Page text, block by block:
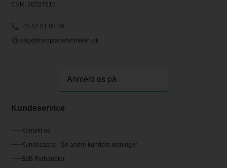
CVR: 30527615
+45 52 51 88 86
salg@bordpladefabrikken.dk
Kundeservice
Kontakt os
Kundecases - Se andre kunders løsninger
B2B Forhandler